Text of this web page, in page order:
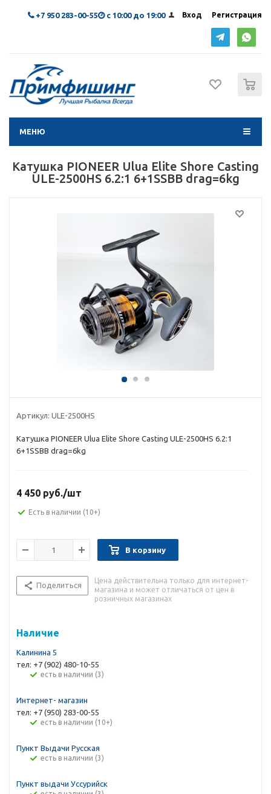
Вход Регистрация
+7 950 283-00-55 с 10:00 до 19:00
МЕНЮ
Катушка PIONEER Ulua Elite Shore Casting
ULE-2500HS 6.2:1 6+1SSBB drag=6kg
Артикул: ULE-2500HS
Катушка PIONEER Ulua Elite Shore Casting ULE-2500HS 6.2:1
6+1SSBB drag=6kg
4 450 руб./шт
Есть в наличии (10+)
В корзину
Поделиться
Цена действительна только для интернет-
магазина и может отличаться от цен в
розничных магазинах
Наличие
Калинина 5
тел: +7 (902) 480-10-55
Есть в наличии (3)
Интернет- магазин
тел: +7 (950) 283-00-55
Есть в наличии (10+)
Пункт Выдачи Русская
Есть в наличии (3)
Пункт выдачи Уссурийск